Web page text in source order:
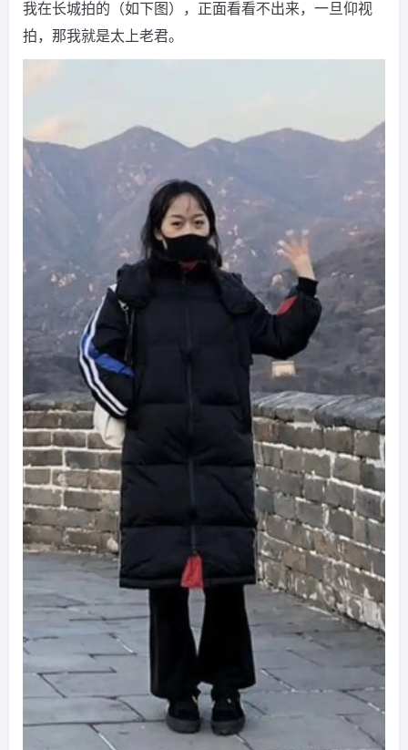
我在长城拍的（如下图），正面看看不出来，一旦仰视
拍，那我就是太上老君。